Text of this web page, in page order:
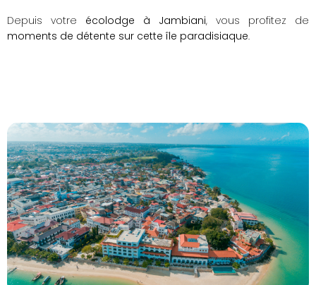
Depuis votre écolodge à Jambiani, vous profitez de
moments de détente sur cette île paradisiaque.